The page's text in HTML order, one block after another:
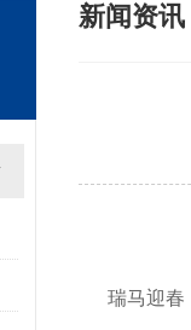
新闻资讯
瑞马迎春